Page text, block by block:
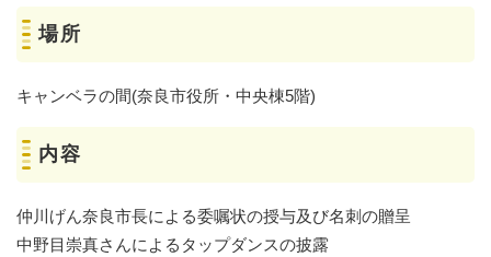
場所
キャンベラの間(奈良市役所・中央棟5階)
内容
仲川げん奈良市長による委嘱状の授与及び名刺の贈呈
中野目崇真さんによるタップダンスの披露